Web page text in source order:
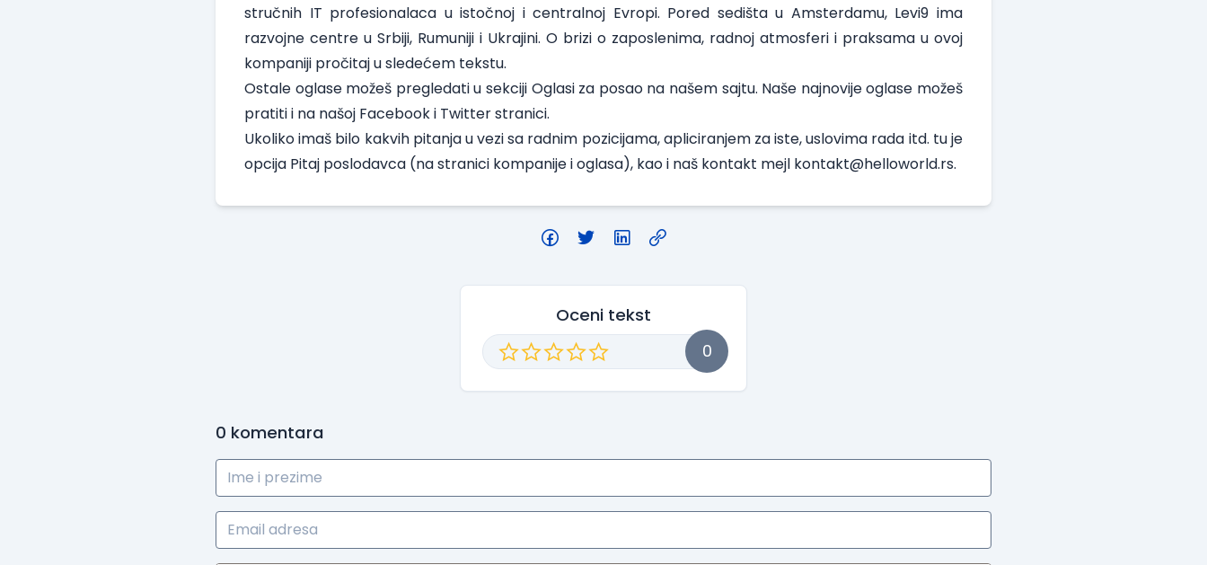
stručnih IT profesionalaca u istočnoj i centralnoj Evropi. Pored sedišta u Amsterdamu, Levi9 ima
razvojne centre u Srbiji, Rumuniji i Ukrajini. O brizi o zaposlenima, radnoj atmosferi i praksama u ovoj
kompaniji pročitaj usledećem tekstu.
Ostale oglase možeš pregledati u sekciji Oglasi za posaona našem sajtu. Naše najnovije oglase možeš
pratiti i na našoj Facebooki Twitterstranici.
Ukoliko imaš bilo kakvih pitanja u vezi sa radnim pozicijama, apliciranjem za iste, uslovima rada itd. tu je
opcija Pitaj poslodavca (na stranici kompanije i oglasa), kao i naš kontakt mejl kontakt@helloworld.rs.
Oceni tekst
0
0 komentara